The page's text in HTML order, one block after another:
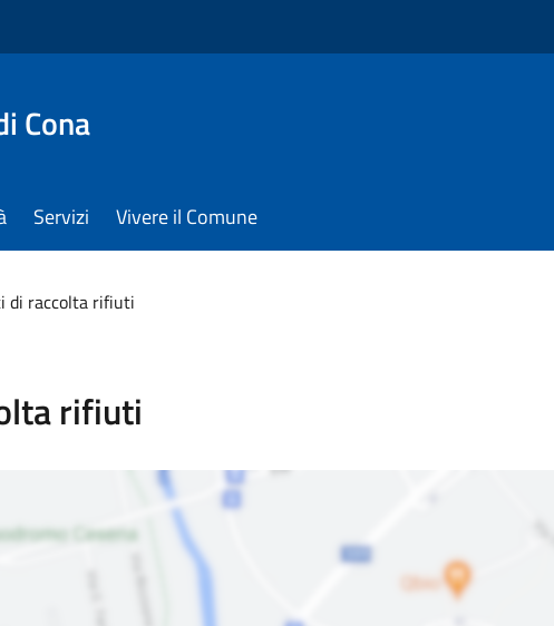
Cona
Servizi Vivere il Comune
di raccolta rifiuti
rifiuti